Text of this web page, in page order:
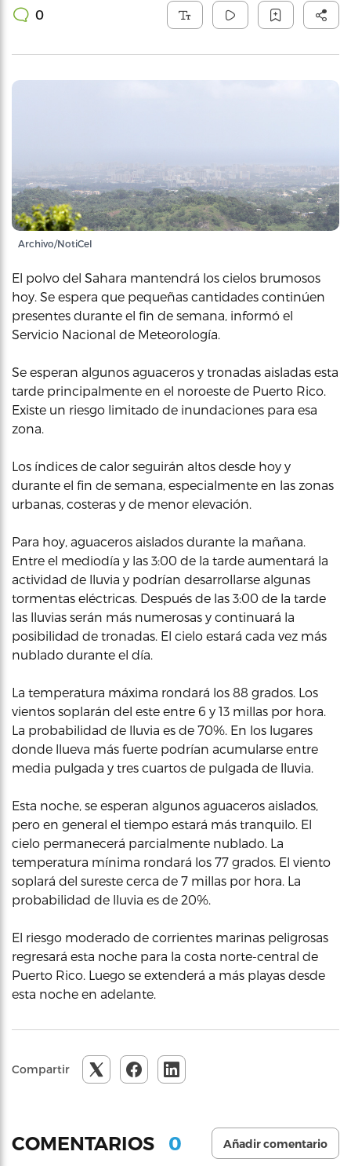
0
Archivo/NotiCel
El polvo del Sahara mantendrá los cielos brumosos
hoy. Se espera que pequeñas cantidades continúen
presentes durante el fin de semana, informó el
Servicio Nacional de Meteorología.
Se esperan algunos aguaceros y tronadas aisladas esta
tarde principalmente en el noroeste de Puerto Rico.
Existe un riesgo limitado de inundaciones para esa
zona.
Los índices de calor seguirán altos desde hoy y
durante el fin de semana, especialmente en las zonas
urbanas, costeras y de menor elevación.
Para hoy, aguaceros aislados durante la mañana.
Entre el mediodía y las 3:00 de la tarde aumentará la
actividad de lluvia y podrían desarrollarse algunas
tormentas eléctricas. Después de las 3:00 de la tarde
las lluvias serán más numerosas y continuará la
posibilidad de tronadas. El cielo estará cada vez más
nublado durante el día.
La temperatura máxima rondará los 88 grados. Los
vientos soplarán del este entre 6 y 13 millas por hora.
La probabilidad de lluvia es de 70%. En los lugares
donde llueva más fuerte podrían acumularse entre
media pulgada y tres cuartos de pulgada de lluvia.
Esta noche, se esperan algunos aguaceros aislados,
pero en general el tiempo estará más tranquilo. El
cielo permanecerá parcialmente nublado. La
temperatura mínima rondará los 77 grados. El viento
soplará del sureste cerca de 7 millas por hora. La
probabilidad de lluvia es de 20%.
El riesgo moderado de corrientes marinas peligrosas
regresará esta noche para la costa norte-central de
Puerto Rico. Luego se extenderá a más playas desde
esta noche en adelante.
Compartir
COMENTARIOS 0 Añadir comentario